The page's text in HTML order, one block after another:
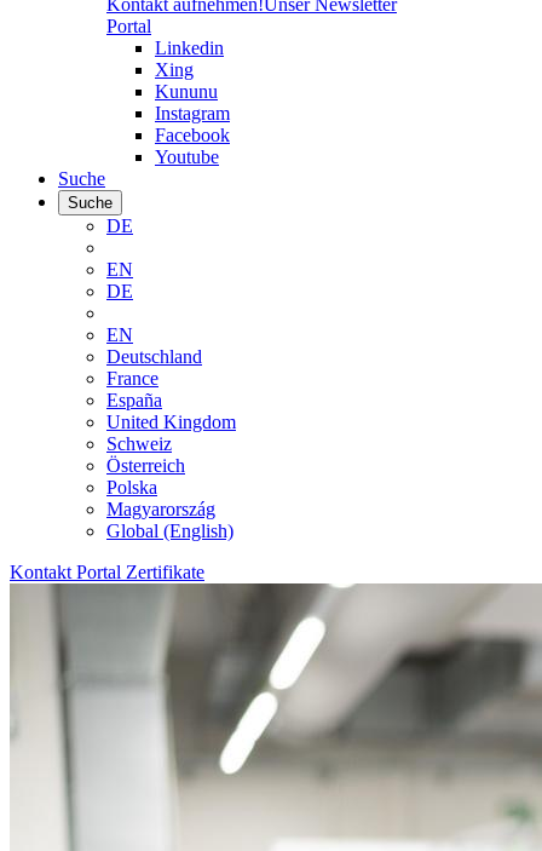
Kontakt aufnehmen!Unser Newsletter
Portal
Linkedin
Xing
Kununu
Instagram
Facebook
Youtube
Suche
Suche
DE
EN
DE
EN
Deutschland
France
España
United Kingdom
Schweiz
Österreich
Polska
Magyarország
Global (English)
Kontakt Portal Zertifikate